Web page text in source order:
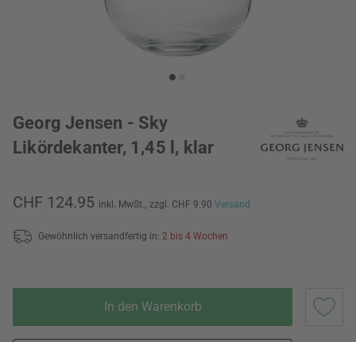
Georg Jensen - Sky
Likördekanter, 1,45 l, klar
CHF 124.95 inkl. MwSt., zzgl. CHF 9.90 Versand
Gewöhnlich versandfertig in: 2 bis 4 Wochen
In den Warenkorb